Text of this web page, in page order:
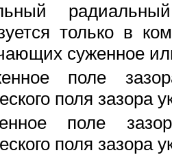
только в
суженное
поле
поля зазора
поле
поля зазора